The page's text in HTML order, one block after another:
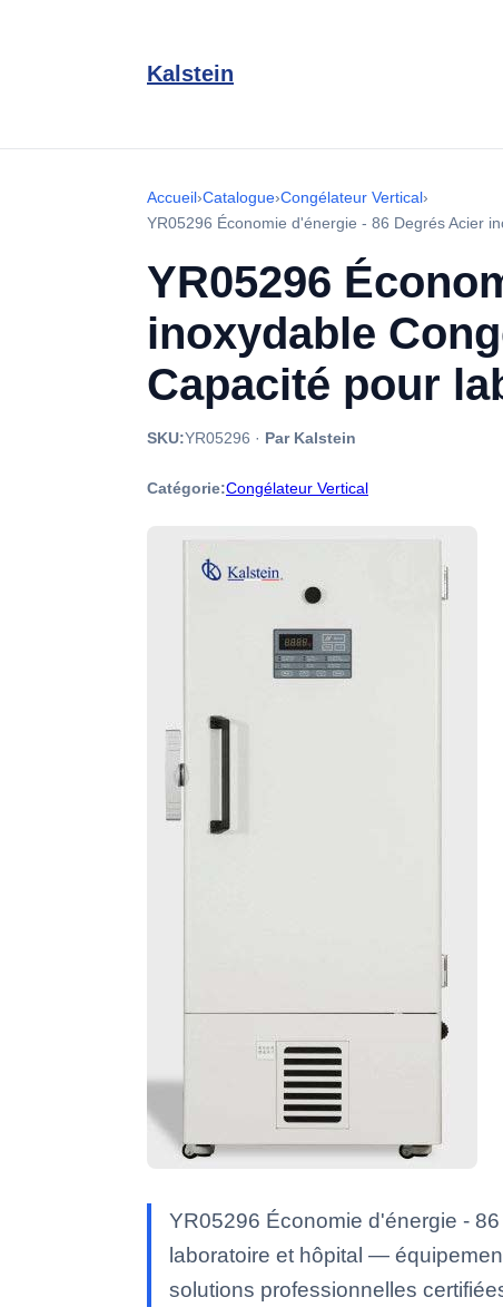
Kalstein
Accueil›Catalogue›Congélateur Vertical›
YR05296 Économie d'énergie - 86 Degrés Acier
YR05296
inoxydable
Capacité pour
SKU:YR05296 · Par Kalstein
Catégorie:Congélateur Vertical
YR05296 Économie d'énergie -
laboratoire et hôpital —
solutions professionnelles